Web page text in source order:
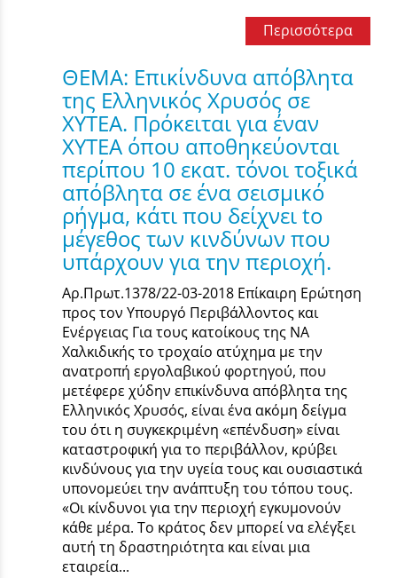
Περισσότερα
ΘΕΜΑ: Επικίνδυνα απόβλητα
της Ελληνικός Χρυσός σε
ΧΥΤΕΑ. Πρόκειται για έναν
ΧΥΤΕΑ όπου αποθηκεύονται
περίπου 10 εκατ. τόνοι τοξικά
απόβλητα σε ένα σεισμικό
ρήγμα, κάτι που δείχνει to
μέγεθος των κινδύνων που
υπάρχουν για την περιοχή.
Αρ.Πρωτ.1378/22-03-2018 Επίκαιρη Ερώτηση
προς τον Υπουργό Περιβάλλοντος και
Ενέργειας Για τους κατοίκους της ΝΑ
Χαλκιδικής το τροχαίο ατύχημα με την
ανατροπή εργολαβικού φορτηγού, που
μετέφερε χύδην επικίνδυνα απόβλητα της
Ελληνικός Χρυσός, είναι ένα ακόμη δείγμα
του ότι η συγκεκριμένη «επένδυση» είναι
καταστροφική για το περιβάλλον, κρύβει
κινδύνους για την υγεία τους και ουσιαστικά
υπονομεύει την ανάπτυξη του τόπου τους.
«Οι κίνδυνοι για την περιοχή εγκυμονούν
κάθε μέρα. To κράτος δεν μπορεί να ελέγξει
αυτή τη δραστηριότητα και είναι μια
εταιρεία...